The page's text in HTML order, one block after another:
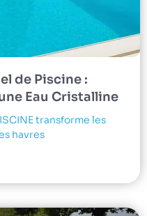
de Piscine :
Eau Cristalline
transforme les
havres